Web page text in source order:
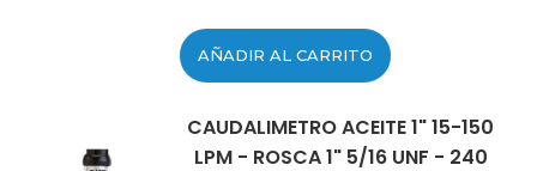
AÑADIR AL CARRITO
CAUDALIMETRO ACEITE 1" 15-150
LPM - ROSCA 1" 5/16 UNF - 240